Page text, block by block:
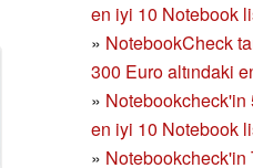
en iyi 10 Notebook
» NotebookCheck
300 Euro altındaki
» Notebookcheck'in
en iyi 10 Notebook
» Notebookcheck'in